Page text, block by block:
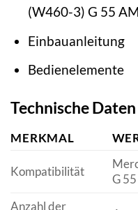
(W460-3) G 55
Einbauanleitung
Bedienelemente
Technische
MERKMAL
Kompatibilität
G
Anzahl der